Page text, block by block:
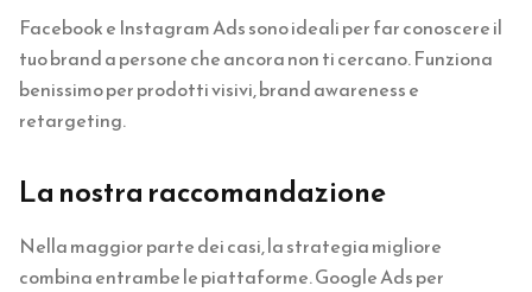
Facebook e Instagram Ads sono ideali per far conoscere il
tuo brand a persone che ancora non ti cercano. Funziona
benissimo per prodotti visivi, brand awareness e
retargeting.
La nostra raccomandazione
Nella maggior parte dei casi, la strategia migliore
combina entrambe le piattaforme. Google Ads per